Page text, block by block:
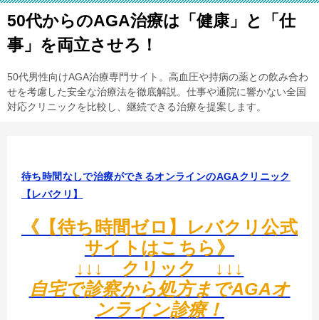
50代からのAGA治療は「健康」と「仕
事」を両立させろ！
50代男性向けAGA治療専門サイト。高血圧や持病の薬との飲み合わ
せを考慮した安全な治療法を徹底解説。仕事や通院に響かない全国
対応クリニックを比較し、継続できる治療を提案します。
待ち時間なしで治療ができるオンラインのAGAクリニック
【レバクリ】
《【待ち時間ゼロ】レバクリ公式
サイトはこちら》
↓↓↓ クリック ↓↓↓
自宅で診察から処方までAGAオ
ンライン診療！